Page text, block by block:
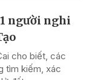
người nghi
cho biết, các
tìm kiếm, xác